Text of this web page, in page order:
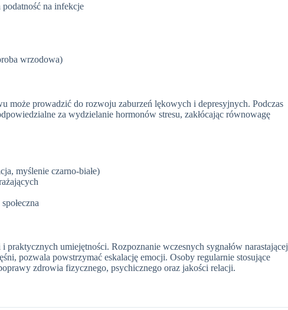
podatność na infekcje
wrzodowa)
może prowadzić do rozwoju zaburzeń lękowych i depresyjnych. Podczas
za wydzielanie hormonów stresu, zakłócając równowagę
myślenie czarno-białe)
umiejętności. Rozpoznanie wczesnych sygnałów narastającej
pozwala powstrzymać eskalację emocji. Osoby regularnie stosujące
zdrowia fizycznego, psychicznego oraz jakości relacji.